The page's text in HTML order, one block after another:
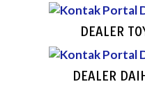
DEALER
DEALER